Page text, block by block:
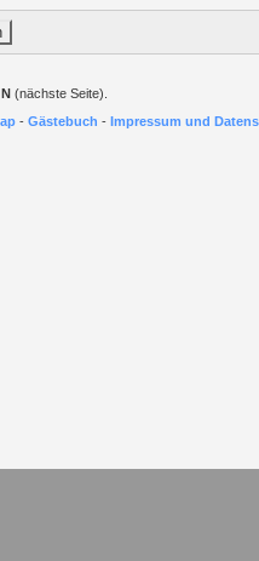
N(nächste Seite).
- Gästebuch - Impressum und